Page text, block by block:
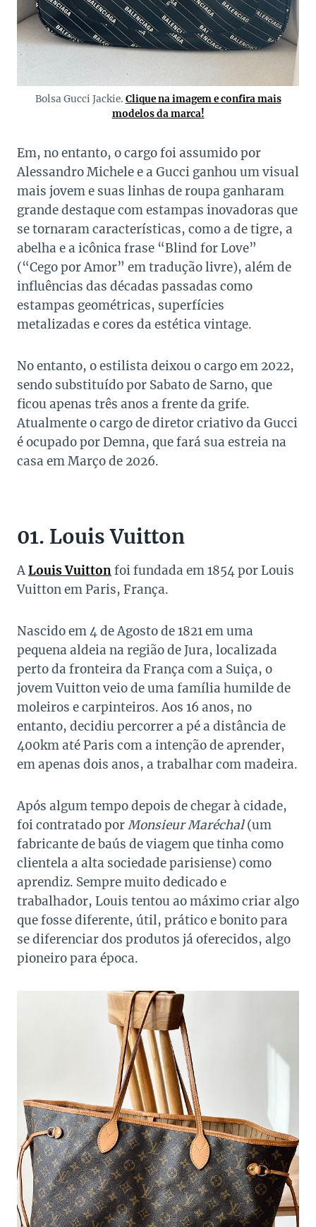
Bolsa Gucci Jackie. Clique na imagem e confira mais
modelos da marca!
Em, no entanto, o cargo foi assumido por
Alessandro Michele e a Gucci ganhou um visual
mais jovem e suas linhas de roupa ganharam
grande destaque com estampas inovadoras que
se tornaram características, como a de tigre, a
abelha e a icônica frase “Blind for Love”
(“Cego por Amor” em tradução livre), além de
influências das décadas passadas como
estampas geométricas, superfícies
metalizadas e cores da estética vintage.
No entanto, o estilista deixou o cargo em 2022,
sendo substituído por Sabato de Sarno, que
ficou apenas três anos a frente da grife.
Atualmente o cargo de diretor criativo da Gucci
é ocupado por Demna, que fará sua estreia na
casa em Março de 2026.
01. Louis Vuitton
ALouis Vuittonfoi fundada em 1854 por Louis
Vuitton em Paris, França.
Nascido em 4 de Agosto de 1821 em uma
pequena aldeia na região de Jura, localizada
perto da fronteira da França com a Suiça, o
jovem Vuitton veio de uma família humilde de
moleiros e carpinteiros. Aos 16 anos, no
entanto, decidiu percorrer a pé a distância de
400km até Paris com a intenção de aprender,
em apenas dois anos, a trabalhar com madeira.
Após algum tempo depois de chegar à cidade,
foi contratado porMonsieur Maréchal(um
fabricante de baús de viagem que tinha como
clientela a alta sociedade parisiense) como
aprendiz. Sempre muito dedicado e
trabalhador, Louis tentou ao máximo criar algo
que fosse diferente, útil, prático e bonito para
se diferenciar dos produtos já oferecidos, algo
pioneiro para época.